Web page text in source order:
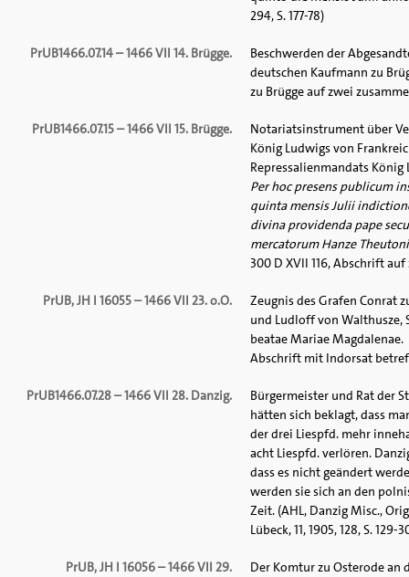
294, S. 177-78)
PrUB1466.07.14 – 1466 VII 14. Brügge.
Beschwerden der
deutschen Kaufmann zu
zu Brügge auf zwei
PrUB1466.07.15 – 1466 VII 15. Brügge.
Notariatsinstrument über
König Ludwigs von
Repressalienmandats
Per hoc presens publicum
quinta mensis Julii
divina providenda pape
mercatorum Hanze
300 D XVII 116, Abschrift
PrUB, JH I 16055 – 1466 VII 23. o.O.
Zeugnis des Grafen Conrat
und Ludloff von Walthusze,
beatae Mariae Magdalenae.
Abschrift mit Indorsat
PrUB1466.07.28 – 1466 VII 28. Danzig.
Bürgermeister und Rat der
hätten sich beklagt, dass
der drei Liespfd. mehr
acht Liespfd. verlören.
dass es nicht geändert
werden sie sich an den
Zeit. (AHL, Danzig Misc.,
Lübeck, 11, 1905, 128, S.
PrUB, JH I 16056 – 1466 VII 29.
Der Komtur zu Osterode